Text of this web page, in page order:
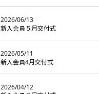
2026/06/13
新入会員５月交付式
2026/05/11
新入会員4月交付式
2026/04/12